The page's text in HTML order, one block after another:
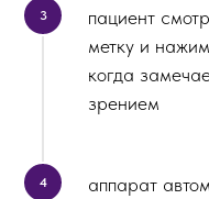
пациент
метку и
когда
зрением
аппарат